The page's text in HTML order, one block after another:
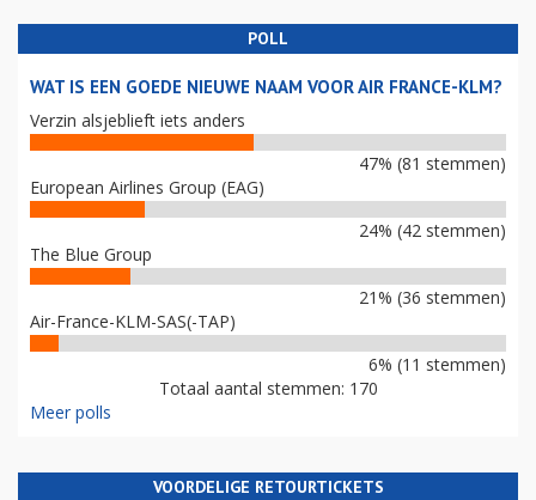
POLL
WAT IS EEN GOEDE NIEUWE NAAM VOOR AIR FRANCE-KLM?
Verzin alsjeblieft iets anders
47% (81 stemmen)
European Airlines Group (EAG)
24% (42 stemmen)
The Blue Group
21% (36 stemmen)
Air-France-KLM-SAS(-TAP)
6% (11 stemmen)
Totaal aantal stemmen: 170
Meer polls
VOORDELIGE RETOURTICKETS